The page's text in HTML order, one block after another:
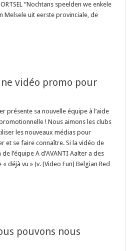
“Nochtans speelden we enkele
uit eerste provinciale, de
vidéo promo pour
présente sa nouvelle équipe à l’aide
! Nous aimons les clubs
les nouveaux médias pour
et se faire connaître. Si la vidéo de
l’équipe A d’AVANTI Aalter a des
déjà vu » (v. [Video Fun] Belgian Red
pouvons nous